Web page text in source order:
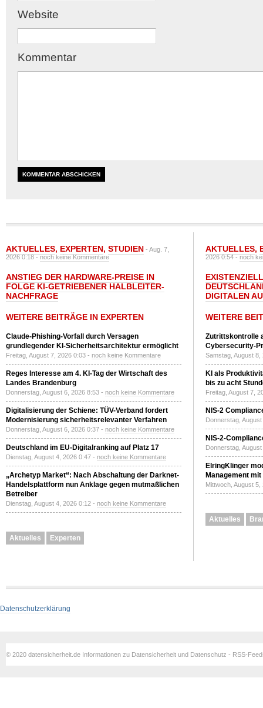
Website
Kommentar
AKTUELLES, EXPERTEN, STUDIEN - Aug. 7,
2026 0:18 -noch keine Kommentare
ANSTIEG DER HARDWARE-PREISE IN
FOLGE KI-GETRIEBENER HALBLEITER-
NACHFRAGE
WEITERE BEITRÄGE IN EXPERTEN
Claude-Phishing-Vorfall durch Versagen
grundlegender KI-Sicherheitsarchitektur ermöglicht
Freitag, August 7, 2026 0:03 - noch keine Kommentare
Reges Interesse am 4. KI-Tag der Wirtschaft des
Landes Brandenburg
Donnerstag, August 6, 2026 8:53 - noch keine Kommentare
Digitalisierung der Schiene: TÜV-Verband fordert
Modernisierung sicherheitsrelevanter Verfahren
Donnerstag, August 6, 2026 0:37 - noch keine Kommentare
Deutschland im EU-Digitalranking auf Platz 17
Dienstag, August 4, 2026 0:47 - noch keine Kommentare
„Archetyp Market“: Nach Abschaltung der Darknet-
Handelsplattform nun Anklage gegen mutmaßlichen
Betreiber
Dienstag, August 4, 2026 0:12 - noch keine Kommentare
Aktuelles Experten
AKTUELLES,
2026 0:54 -noch
DIGITALEN
WEITERE
Zutrittskontrolle
Cybersecurity-
Samstag, August
KI als
bis zu acht
Freitag, August 7,
NIS-2
Donnerstag,
NIS-2-
Donnerstag,
ElringKlinger
Management
Mittwoch, August
Aktuelles
Datenschutzerklärung
© 2020 datensicherheit.de Informationen zu Datensicherheit und Datenschutz - RSS-